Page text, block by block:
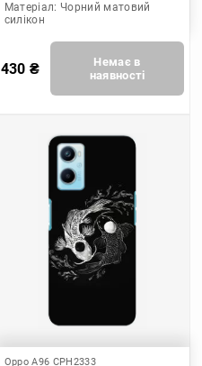
Матеріал: Чорний матовий
силікон
430 ₴
Немає в
наявності
Oppo A96 CPH2333